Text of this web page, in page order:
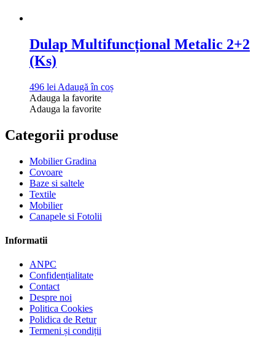
Dulap Multifuncțional Metalic 2+2
(Ks)
496 lei Adaugă în coș
Adauga la favorite
Adauga la favorite
Categorii produse
Mobilier Gradina
Covoare
Baze si saltele
Textile
Mobilier
Canapele si Fotolii
Informatii
ANPC
Confidențialitate
Contact
Despre noi
Politica Cookies
Polidica de Retur
Termeni și condiții